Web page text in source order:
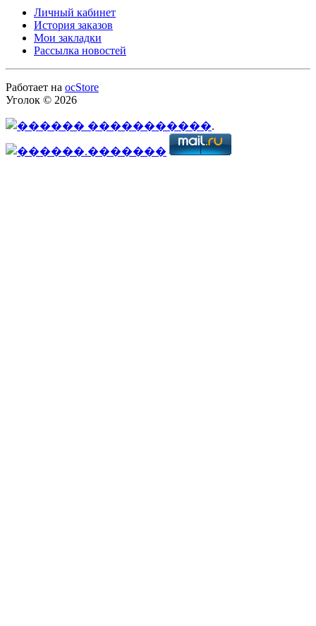
Личный кабинет
История заказов
Мои закладки
Рассылка новостей
Работает на ocStore
Уголок © 2026
.